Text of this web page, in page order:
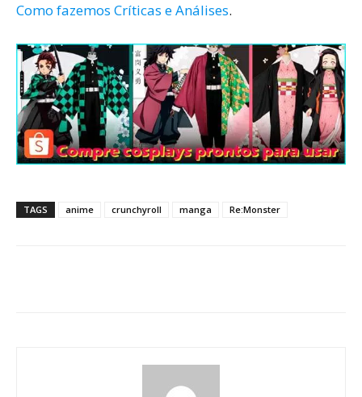
Como fazemos Críticas e Análises.
TAGS anime crunchyroll manga Re:Monster